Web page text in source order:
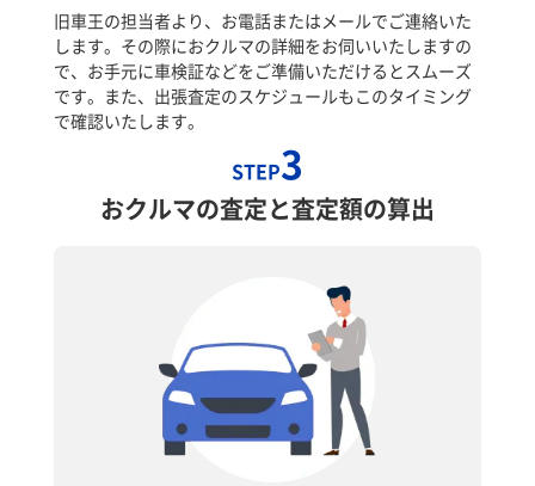
旧車王の担当者より、お電話またはメールでご連絡いた
します。その際におクルマの詳細をお伺いいたしますの
で、お手元に車検証などをご準備いただけるとスムーズ
です。また、出張査定のスケジュールもこのタイミング
で確認いたします。
STEP3
おクルマの査定と査定額の算出